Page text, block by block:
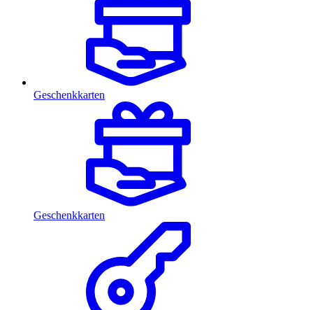
Geschenkkarten
Geschenkkarten